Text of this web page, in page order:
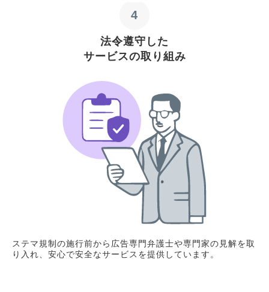
4
法令遵守した
サービスの取り組み
ステマ規制の施行前から広告専門弁護士や専門家の見解を取
り入れ、安心で安全なサービスを提供しています。